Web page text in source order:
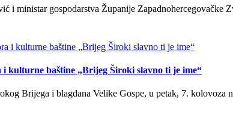
i ministar gospodarstva Županije Zapadnohercegovačke
i kulturne baštine „Brijeg Široki slavno ti je ime“
Brijega i blagdana Velike Gospe, u petak, 7. kolovoza